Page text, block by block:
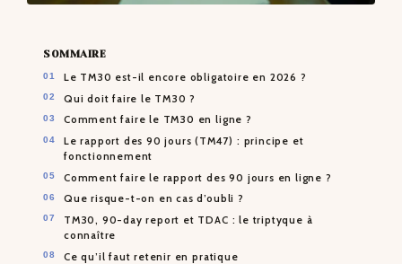
SOMMAIRE
Le TM30 est-il encore obligatoire en 2026 ?
Qui doit faire le TM30 ?
Comment faire le TM30 en ligne ?
Le rapport des 90 jours (TM47) : principe et
fonctionnement
Comment faire le rapport des 90 jours en ligne ?
Que risque-t-on en cas d’oubli ?
TM30, 90-day report et TDAC : le triptyque à
connaître
Ce qu’il faut retenir en pratique